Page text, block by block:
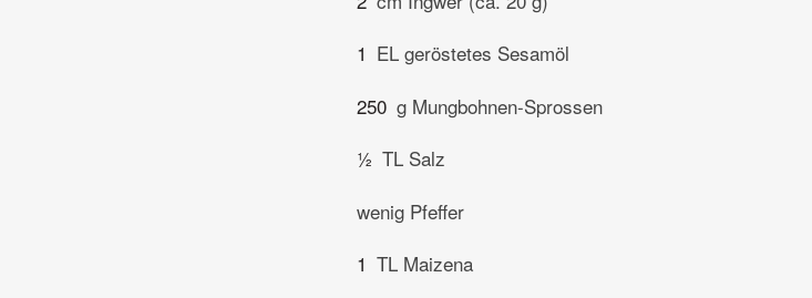
1 EL geröstetes Sesamöl
250 g Mungbohnen-Sprossen
½ TL Salz
wenig Pfeffer
1 TL Maizena